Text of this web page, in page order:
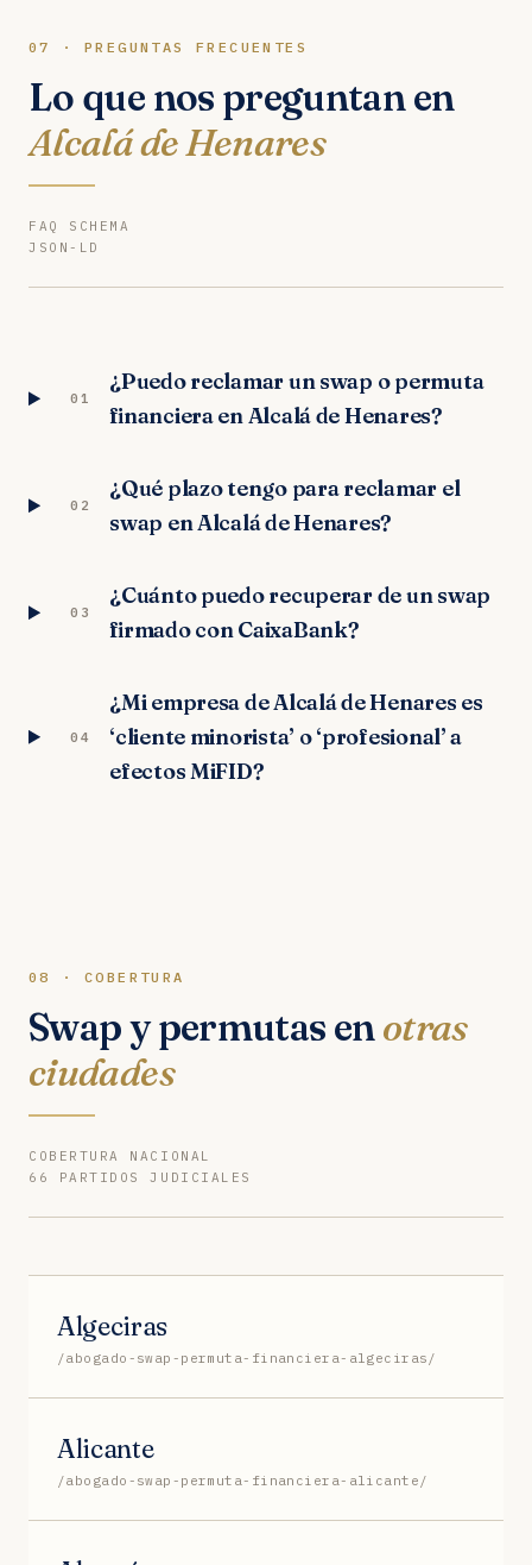
07 · PREGUNTAS FRECUENTES
Lo que nos preguntan en
Alcalá de Henares
FAQ SCHEMA
JSON-LD
01
¿Puedo reclamar un swap o permuta
financiera en Alcalá de Henares?
02
¿Qué plazo tengo para reclamar el
swap en Alcalá de Henares?
03
¿Cuánto puedo recuperar de un swap
firmado con CaixaBank?
04
¿Mi empresa de Alcalá de Henares es
‘cliente minorista’ o ‘profesional’ a
efectos MiFID?
08 · COBERTURA
Swap y permutas enotras
ciudades
COBERTURA NACIONAL
66 PARTIDOS JUDICIALES
Algeciras
/abogado-swap-permuta-financiera-algeciras/
Alicante
/abogado-swap-permuta-financiera-alicante/